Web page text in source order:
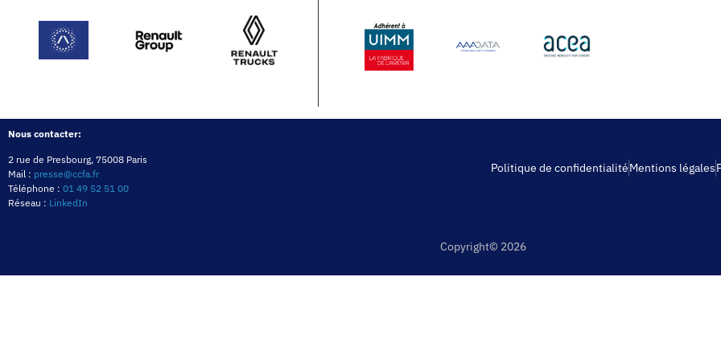
Nous contacter:
2 rue de Presbourg, 75008 Paris
Mail : presse@ccfa.fr
Téléphone : 01 49 52 51 00
Réseau : LinkedIn
Politique de confidentialitéMentions légales
Copyright© 2026